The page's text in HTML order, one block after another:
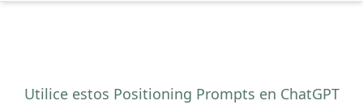
Utilice estos Positioning Prompts en ChatGPT